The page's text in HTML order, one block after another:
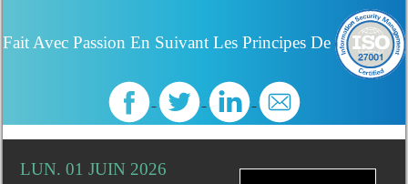
Fait Avec Passion En Suivant Les Principes De
LUN. 01 JUIN 2026